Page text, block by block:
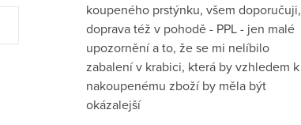
koupeného prstýnku, všem doporučuji,
doprava též v pohodě - PPL - jen malé
upozornění a to, že se mi nelíbilo
zabalení v krabici, která by vzhledem k
nakoupenému zboží by měla být
okázalejší